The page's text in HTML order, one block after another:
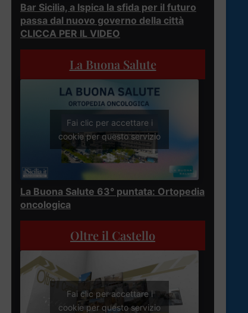
Bar Sicilia, a Ispica la sfida per il futuro
passa dal nuovo governo della città
CLICCA PER IL VIDEO
La Buona Salute
Fai clic per accettare i
cookie per questo servizio
La Buona Salute 63° puntata: Ortopedia
oncologica
Oltre il Castello
Fai clic per accettare i
cookie per questo servizio